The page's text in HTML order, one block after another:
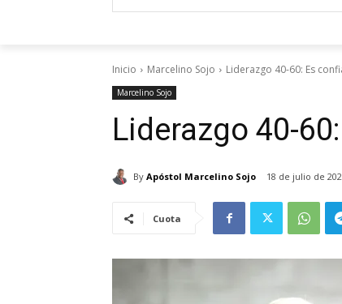
Inicio Marcelino Sojo Liderazgo 40-60: Es
Marcelino Sojo
Liderazgo 40-
By Apóstol Marcelino Sojo 18 de julio de
Cuota